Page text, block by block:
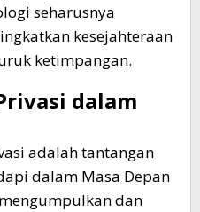
seharusnya
kesejahteraan
ketimpangan.
dalam
adalah tantangan
dalam Masa Depan
dan